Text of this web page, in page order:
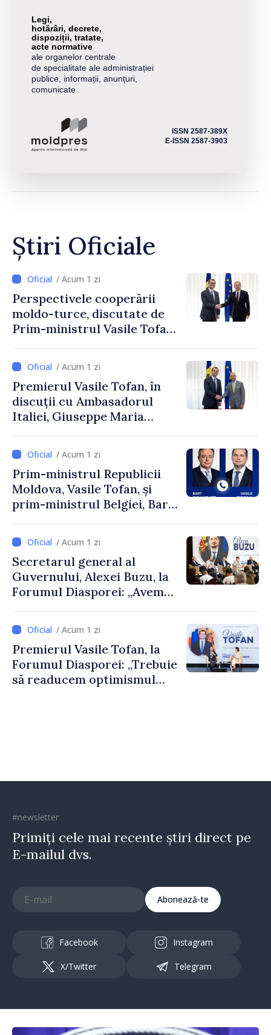
Legi,
hotărâri, decrete,
dispoziții, tratate,
acte normative
ale organelor centrale
de specialitate ale administrației
publice, informații, anunțuri,
comunicate
ISSN 2587-389X
E-ISSN 2587-3903
Știri Oficiale
/ Acum 1 zi
Perspectivele cooperării
moldo-turce, discutate de
Prim-ministrul Vasile Tofan
Uygar Mustafa Sertel
/ Acum 1 zi
Premierul Vasile Tofan, în
discuții cu Ambasadorul
Italiei, Giuseppe Maria
/ Acum 1 zi
Prim-ministrul Republicii
Moldova, Vasile Tofan, și
prim-ministrul Belgiei, Bart
despre parcursul european
al Republicii Moldova.
/ Acum 1 zi
Secretarul general al
Guvernului, Alexei Buzu, la
Forumul Diasporei: „Avem
dumneavoastră pentru a
construi comunități mai
puternice”
/ Acum 1 zi
Premierul Vasile Tofan, la
Forumul Diasporei: „Trebuie
să readucem optimismul
#newsletter
Primiți cele mai recente știri direct pe
E-mailul dvs.
Abonează-te
Facebook Instagram
X/Twitter Telegram